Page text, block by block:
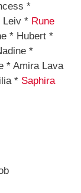
*
* Rune
* Hubert *
*
* Amira Lava
* Saphira